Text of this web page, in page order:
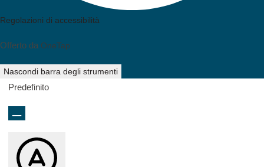
Regolazioni di accessibilità
Offerto da OneTap
Nascondi barra degli strumenti
Dimensione icona
Predefinito